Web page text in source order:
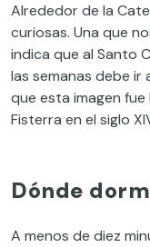
Alrededor de la
curiosas. Una que
indica que al Santo
las semanas debe ir
que esta imagen
Fisterra en el siglo
Dónde
A menos de diez